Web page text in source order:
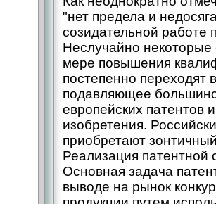
"нет предела и
созидательной работе
Неслучайно
мере повышения
постепенно
подавляющее
европейских
изобретения.
приобретают
Реализация патентной
Основная задача
выводе на рынок